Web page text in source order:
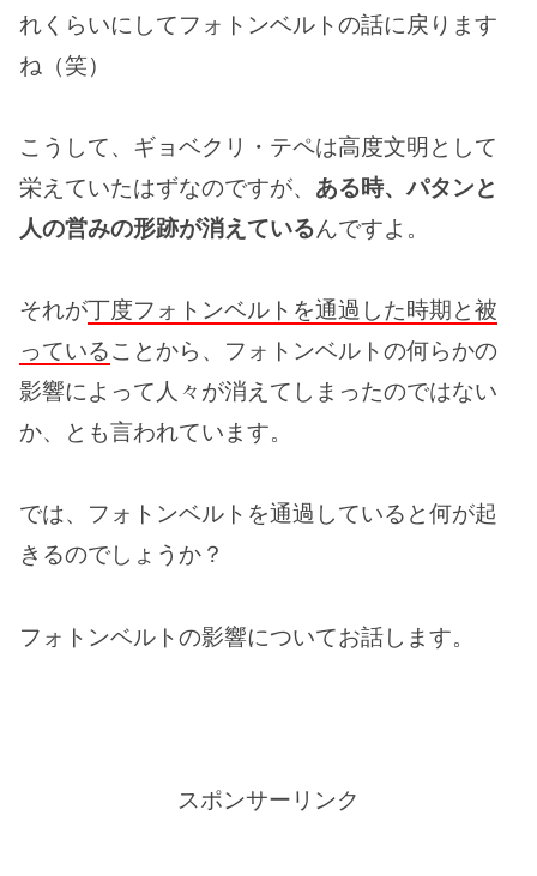
れくらいにしてフォトンベルトの話に戻ります
ね（笑）
こうして、ギョベクリ・テペは高度文明として
栄えていたはずなのですが、 ある時、パタンと
人の営みの形跡が消えているんですよ。
それが丁度フォトンベルトを通過した時期と被
っていることから、フォトンベルトの何らかの
影響によって人々が消えてしまったのではない
か、とも言われています。
では、フォトンベルトを通過していると何が起
きるのでしょうか？
フォトンベルトの影響についてお話します。
スポンサーリンク